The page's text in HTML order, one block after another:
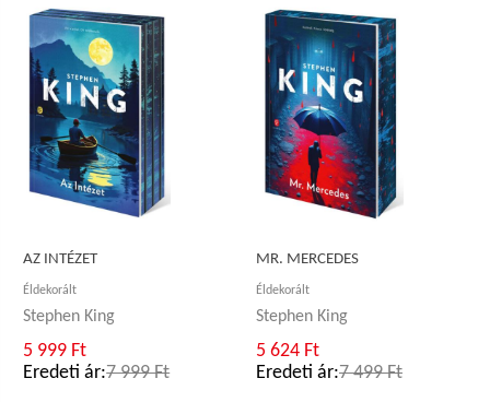
AZ INTÉZET
Éldekorált
Stephen King
5 999 Ft
Eredeti ár:7 999 Ft
MR. MERCEDES
Éldekorált
Stephen King
5 624 Ft
Eredeti ár:7 499 Ft